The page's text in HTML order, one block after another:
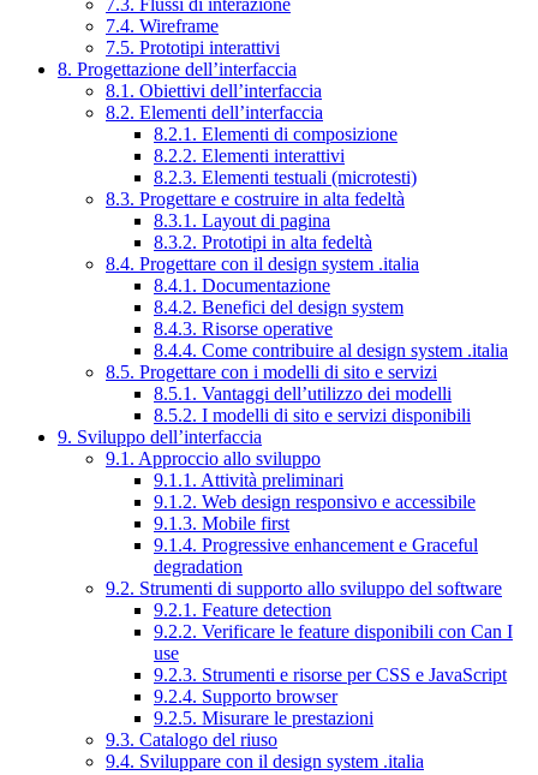
7.3. Flussi di interazione
7.4. Wireframe
7.5. Prototipi interattivi
8. Progettazione dell’interfaccia
8.1. Obiettivi dell’interfaccia
8.2. Elementi dell’interfaccia
8.2.1. Elementi di composizione
8.2.2. Elementi interattivi
8.2.3. Elementi testuali (microtesti)
8.3. Progettare e costruire in alta fedeltà
8.3.1. Layout di pagina
8.3.2. Prototipi in alta fedeltà
8.4. Progettare con il design system .italia
8.4.1. Documentazione
8.4.2. Benefici del design system
8.4.3. Risorse operative
8.4.4. Come contribuire al design system .italia
8.5. Progettare con i modelli di sito e servizi
8.5.1. Vantaggi dell’utilizzo dei modelli
8.5.2. I modelli di sito e servizi disponibili
9. Sviluppo dell’interfaccia
9.1. Approccio allo sviluppo
9.1.1. Attività preliminari
9.1.2. Web design responsivo e accessibile
9.1.3. Mobile first
9.1.4. Progressive enhancement e Graceful
degradation
9.2. Strumenti di supporto allo sviluppo del software
9.2.1. Feature detection
9.2.2. Verificare le feature disponibili con Can I
use
9.2.3. Strumenti e risorse per CSS e JavaScript
9.2.4. Supporto browser
9.2.5. Misurare le prestazioni
9.3. Catalogo del riuso
9.4. Sviluppare con il design system .italia